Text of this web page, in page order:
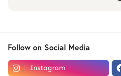
Follow on Social Media
Instagram